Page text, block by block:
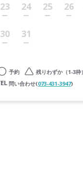
23 24 25 26
30 31
予約
残りわずか（1-3枠）
問い合わせ(073-431-3947)